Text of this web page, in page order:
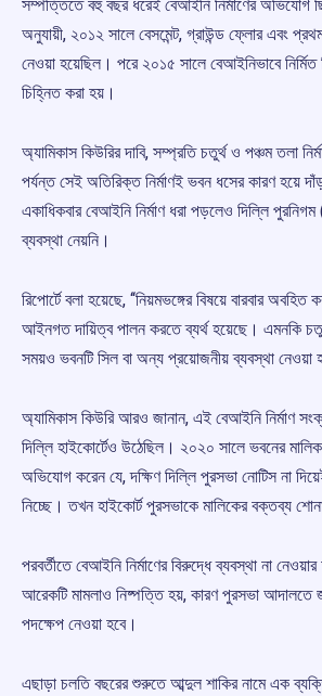
সম্পত্তিতে বহু বছর ধরেই বেআইনি নির্মাণের অভিযোগ
অনুযায়ী, ২০১২ সালে বেসমেন্ট, গ্রাউন্ড ফ্লোর এবং
নেওয়া হয়েছিল। পরে ২০১৫ সালে বেআইনিভাবে
চিহ্নিত করা হয়।
অ্যামিকাস কিউরির দাবি, সম্প্রতি চতুর্থ ও পঞ্চম তলা
পর্যন্ত সেই অতিরিক্ত নির্মাণই ভবন ধসের কারণ হয়ে
একাধিকবার বেআইনি নির্মাণ ধরা পড়লেও দিল্লি
ব্যবস্থা নেয়নি।
রিপোর্টে বলা হয়েছে, ‘‘নিয়মভঙ্গের বিষয়ে বারবার
আইনগত দায়িত্ব পালন করতে ব্যর্থ হয়েছে। এমনকি
সময়ও ভবনটি সিল বা অন্য প্রয়োজনীয় ব্যবস্থা নেওয়া
অ্যামিকাস কিউরি আরও জানান, এই বেআইনি নির্মাণ
দিল্লি হাইকোর্টেও উঠেছিল। ২০২০ সালে ভবনের
অভিযোগ করেন যে, দক্ষিণ দিল্লি পুরসভা নোটিস না
নিচ্ছে। তখন হাইকোর্ট পুরসভাকে মালিকের বক্তব্য
পরবর্তীতে বেআইনি নির্মাণের বিরুদ্ধে ব্যবস্থা না
আরেকটি মামলাও নিষ্পত্তি হয়, কারণ পুরসভা আদালতে
পদক্ষেপ নেওয়া হবে।
এছাড়া চলতি বছরের শুরুতে আব্দুল শাকির নামে এক